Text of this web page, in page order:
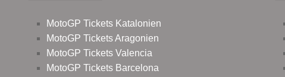
MotoGP Tickets Katalonien
MotoGP Tickets Aragonien
MotoGP Tickets Valencia
MotoGP Tickets Barcelona